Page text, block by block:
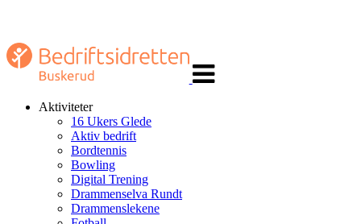
navigasjon
Aktiviteter
16 Ukers Glede
Aktiv bedrift
Bordtennis
Bowling
Digital Trening
Drammenselva Rundt
Drammenslekene